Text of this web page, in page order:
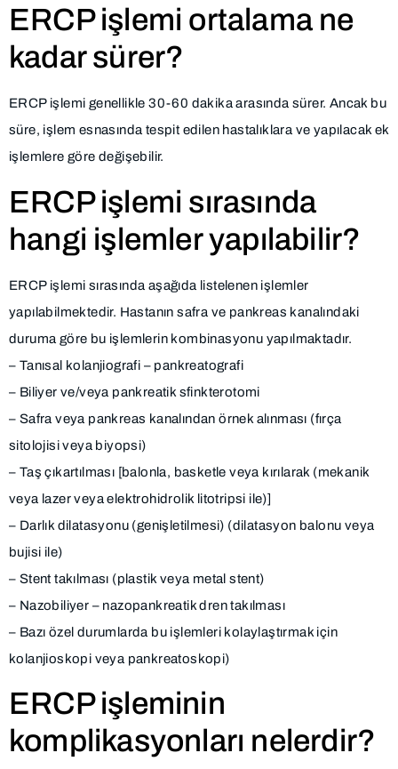
ERCP işlemi ortalama ne
kadar sürer?
ERCP işlemi genellikle 30-60 dakika arasında sürer. Ancak bu
süre, işlem esnasında tespit edilen hastalıklara ve yapılacak ek
işlemlere göre değişebilir.
ERCP işlemi sırasında
hangi işlemler yapılabilir?
ERCP işlemi sırasında aşağıda listelenen işlemler
yapılabilmektedir. Hastanın safra ve pankreas kanalındaki
duruma göre bu işlemlerin kombinasyonu yapılmaktadır.
– Tanısal kolanjiografi – pankreatografi
– Biliyer ve/veya pankreatik sfinkterotomi
– Safra veya pankreas kanalından örnek alınması (fırça
sitolojisi veya biyopsi)
– Taş çıkartılması [balonla, basketle veya kırılarak (mekanik
veya lazer veya elektrohidrolik litotripsi ile)]
– Darlık dilatasyonu (genişletilmesi) (dilatasyon balonu veya
bujisi ile)
– Stent takılması (plastik veya metal stent)
– Nazobiliyer – nazopankreatik dren takılması
– Bazı özel durumlarda bu işlemleri kolaylaştırmak için
kolanjioskopi veya pankreatoskopi)
ERCP işleminin
komplikasyonları nelerdir?